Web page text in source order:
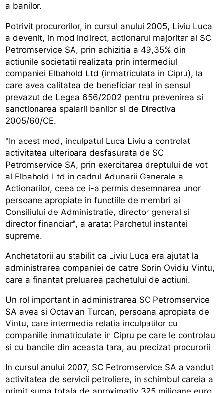
a banilor.
Potrivit procurorilor, in cursul anului 2005, Liviu Luca
a devenit, in mod indirect, actionarul majoritar al SC
Petromservice SA, prin achizitia a 49,35% din
actiunile societatii realizata prin intermediul
companiei Elbahold Ltd (inmatriculata in Cipru), la
care avea calitatea de beneficiar real in sensul
prevazut de Legea 656/2002 pentru prevenirea si
sanctionarea spalarii banilor si de Directiva
2005/60/CE.
"In acest mod, inculpatul Luca Liviu a controlat
activitatea ulterioara desfasurata de SC
Petromservice SA, prin exercitarea dreptului de vot
al Elbahold Ltd in cadrul Adunarii Generale a
Actionarilor, ceea ce i-a permis desemnarea unor
persoane apropiate in functiile de membri ai
Consiliului de Administratie, director general si
director financiar", a aratat Parchetul instantei
supreme.
Anchetatorii au stabilit ca Liviu Luca era ajutat la
administrarea companiei de catre Sorin Ovidiu Vintu,
care a finantat preluarea pachetului de actiuni.
Un rol important in administrarea SC Petromservice
SA avea si Octavian Turcan, persoana apropiata de
Vintu, care intermedia relatia inculpatilor cu
companiile inmatriculate in Cipru pe care le controlau
si cu bancile din aceasta tara, au precizat procurorii
In cursul anului 2007, SC Petromservice SA a vandut
activitatea de servicii petroliere, in schimbul careia a
primit suma totala de aproximativ 325 milioane euro.